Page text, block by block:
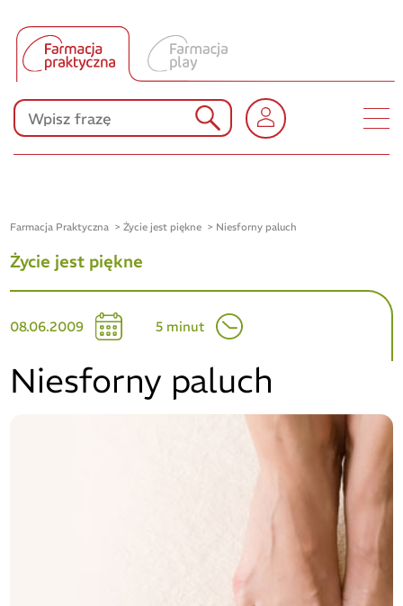
Produkty Polpharmy
KONKURSY
Farmacja Praktyczna Życie jest piękne Niesforny paluch
Życie jest piękne
08.06.2009 5 minut
Niesforny paluch